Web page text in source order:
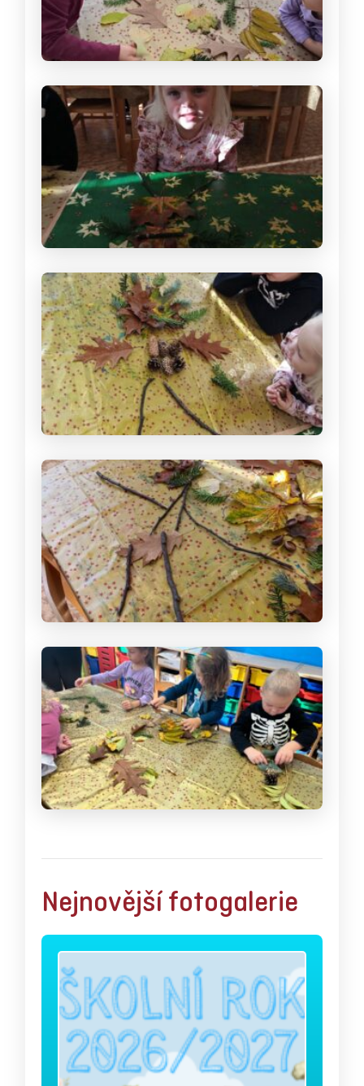
Nejnovější fotogalerie